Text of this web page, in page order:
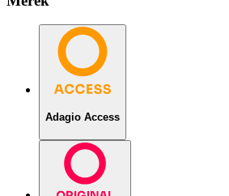
Adagio Access